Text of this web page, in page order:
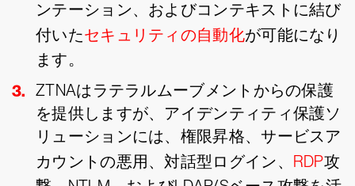
ンテーション、およびコンテキストに結び
付いたセキュリティの自動化が可能になり
ます。
ZTNAはラテラルムーブメントからの保護
を提供しますが、アイデンティティ保護ソ
リューションには、権限昇格、サービスア
カウントの悪用、対話型ログイン、 RDP攻